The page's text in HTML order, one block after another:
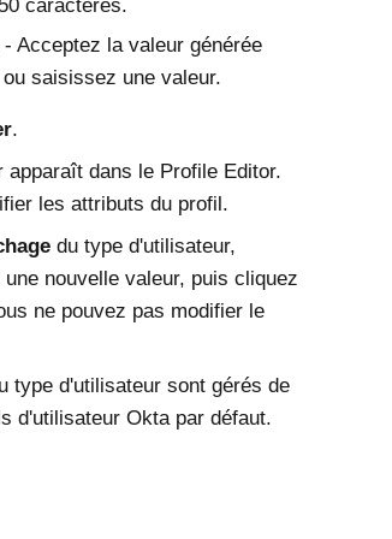
caractères.
Acceptez la valeur générée
saisissez une valeur.
.
apparaît dans le Profile Editor.
les attributs du profil.
du type d'utilisateur,
nouvelle valeur, puis cliquez
ne pouvez pas modifier le
type d'utilisateur sont gérés de
d'utilisateur Oktapar défaut.